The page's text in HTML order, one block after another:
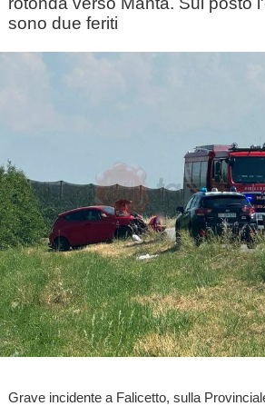
sono due feriti
Grave incidente a Falicetto, sulla